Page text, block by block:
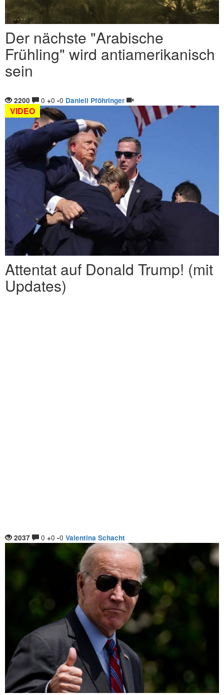
Der nächste "Arabische
Frühling" wird antiamerikanisch
sein
2200 0 +0 -0 Daniell Pföhringer
Attentat auf Donald Trump! (mit
Updates)
2037 0 +0 -0 Valentina Schacht